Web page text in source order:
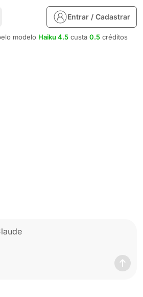
Entrar / Cadastrar
modelo Haiku 4.5custa 0.5créditos